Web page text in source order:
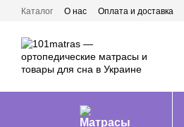
Перейти к основному контенту
Каталог О нас Оплата и доставка